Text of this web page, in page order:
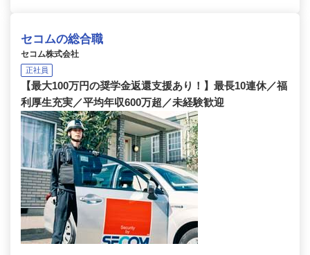
セコムの総合職
セコム株式会社
正社員
【最大100万円の奨学金返還支援あり！】最長10連休／福
利厚生充実／平均年収600万超／未経験歓迎